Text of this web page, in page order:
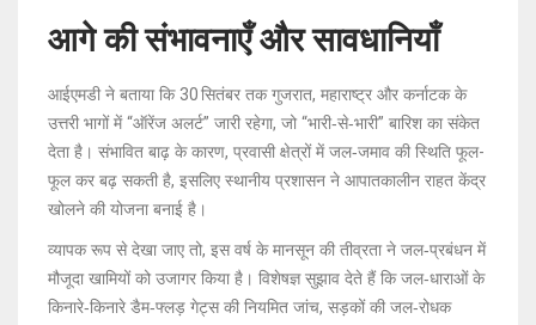
आगे की संभावनाएँ और सावधानियाँ
आईएमडी ने बताया कि 30 सितंबर तक गुजरात, महाराष्ट्र और कर्नाटक के
उत्तरी भागों में “ऑरेंज अलर्ट” जारी रहेगा, जो “भारी‑से‑भारी” बारिश का संकेत
देता है। संभावित बाढ़ के कारण, प्रवासी क्षेत्रों में जल‑जमाव की स्थिति फूल-
फूल कर बढ़ सकती है, इसलिए स्थानीय प्रशासन ने आपातकालीन राहत केंद्र
खोलने की योजना बनाई है।
व्यापक रूप से देखा जाए तो, इस वर्ष के मानसून की तीव्रता ने जल‑प्रबंधन में
मौजूदा खामियों को उजागर किया है। विशेषज्ञ सुझाव देते हैं कि जल‑धाराओं के
किनारे‑किनारे डैम‑फ्लड़ गेट्स की नियमित जांच, सड़कों की जल‑रोधक